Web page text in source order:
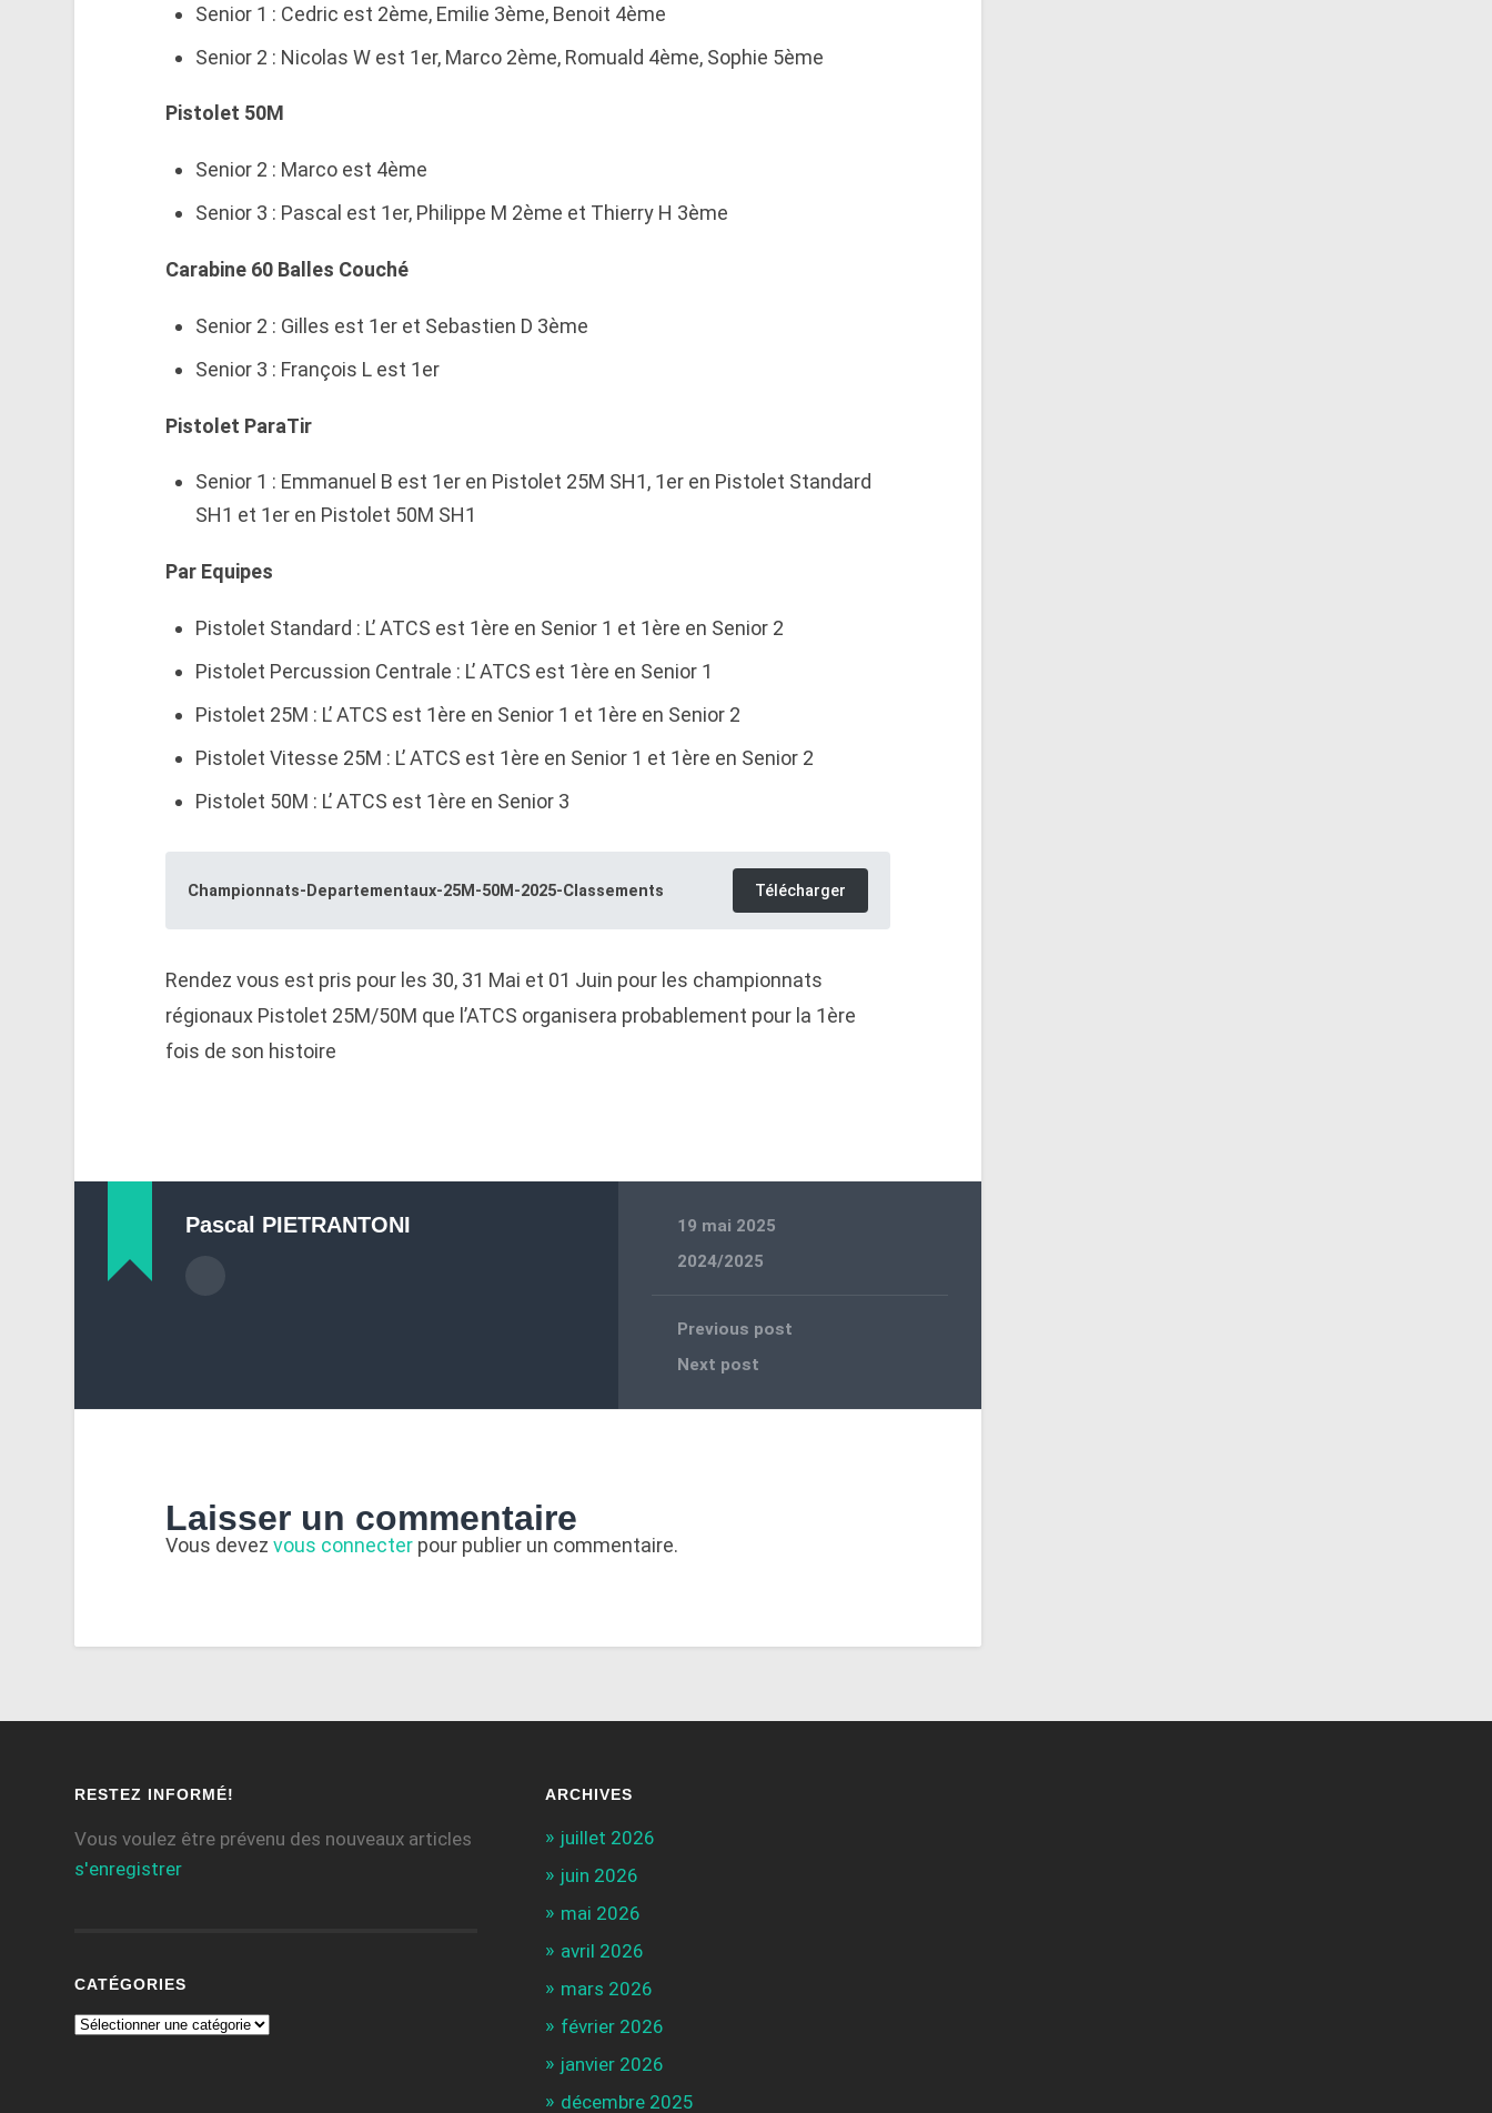
Senior 1 : Cedric est 2ème, Emilie 3ème, Benoit 4ème
Senior 2 : Nicolas W est 1er, Marco 2ème, Romuald 4ème, Sophie 5ème
Pistolet 50M
Senior 2 : Marco est 4ème
Senior 3 : Pascal est 1er, Philippe M 2ème et Thierry H 3ème
Carabine 60 Balles Couché
Senior 2 : Gilles est 1er et Sebastien D 3ème
Senior 3 : François L est 1er
Pistolet ParaTir
Senior 1 : Emmanuel B est 1er en Pistolet 25M SH1, 1er en Pistolet Standard
SH1 et 1er en Pistolet 50M SH1
Par Equipes
Pistolet Standard : L’ ATCS est 1ère en Senior 1 et 1ère en Senior 2
Pistolet Percussion Centrale : L’ ATCS est 1ère en Senior 1
Pistolet 25M : L’ ATCS est 1ère en Senior 1 et 1ère en Senior 2
Pistolet Vitesse 25M : L’ ATCS est 1ère en Senior 1 et 1ère en Senior 2
Pistolet 50M : L’ ATCS est 1ère en Senior 3
Championnats-Departementaux-25M-50M-2025-Classements Télécharger
Rendez vous est pris pour les 30, 31 Mai et 01 Juin pour les championnats
régionaux Pistolet 25M/50M que l’ATCS organisera probablement pour la 1ère
fois de son histoire
Pascal PIETRANTONI
19 mai 2025
2024/2025
Previous post
Next post
Laisser un commentaire
Vous devez vous connecterpour publier un commentaire.
RESTEZ INFORMÉ!
Vous voulez être prévenu des nouveaux articles
s'enregistrer
CATÉGORIES
ARCHIVES
juillet 2026
juin 2026
mai 2026
avril 2026
mars 2026
février 2026
janvier 2026
décembre 2025